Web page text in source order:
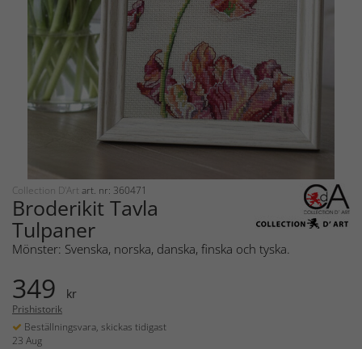
Collection D'Art art. nr: 360471
Broderikit Tavla
Tulpaner
Mönster: Svenska, norska, danska, finska och tyska.
349 kr
Prishistorik
Beställningsvara, skickas tidigast
23 Aug